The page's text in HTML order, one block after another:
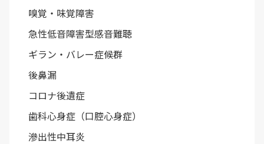
嗅覚・味覚障害
急性低音障害型感音難聴
ギラン・バレー症候群
後鼻漏
コロナ後遺症
歯科心身症（口腔心身症）
滲出性中耳炎